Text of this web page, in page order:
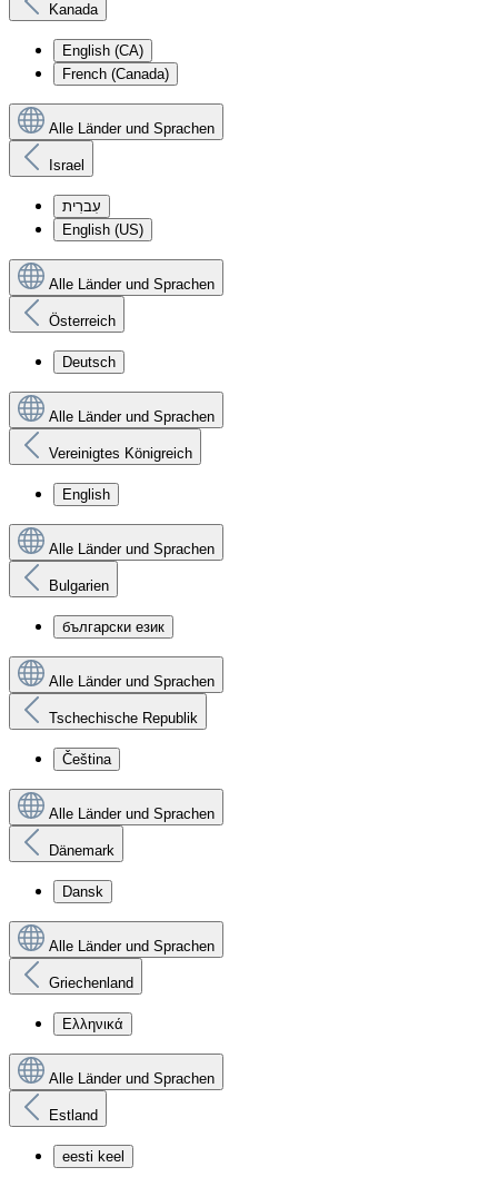
Kanada
English (CA)
French (Canada)
Alle Länder und Sprachen
Israel
עִברִית
English (US)
Alle Länder und Sprachen
Österreich
Deutsch
Alle Länder und Sprachen
Vereinigtes Königreich
English
Alle Länder und Sprachen
Bulgarien
български език
Alle Länder und Sprachen
Tschechische Republik
Čeština
Alle Länder und Sprachen
Dänemark
Dansk
Alle Länder und Sprachen
Griechenland
Ελληνικά
Alle Länder und Sprachen
Estland
eesti keel